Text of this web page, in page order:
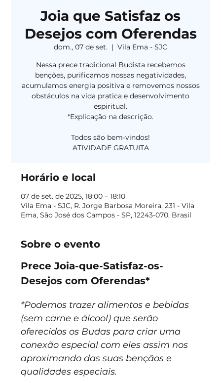
Joia que Satisfaz os
Desejos com Oferendas
dom., 07 de set.
  |
Vila Ema - SJC
Nessa prece tradicional Budista recebemos
benções, purificamos nossas negatividades,
acumulamos energia positiva e removemos nossos
obstáculos na vida pratica e desenvolvimento
espiritual.
*Explicação na descrição.
Todos são bem-vindos!
ATIVIDADE GRATUITA
Horário e local
07 de set. de 2025, 18:00 – 18:10
Vila Ema - SJC, R. Jorge Barbosa Moreira, 231 - Vila
Ema, São José dos Campos - SP, 12243-070, Brasil
Sobre o evento
Prece Joia-que-Satisfaz-os-
Desejos com Oferendas*
*Podemos trazer alimentos e bebidas
(sem carne e álcool) que serão
oferecidos os Budas para criar uma
conexão especial com eles assim nos
aproximando das suas bençãos e
qualidades especiais.